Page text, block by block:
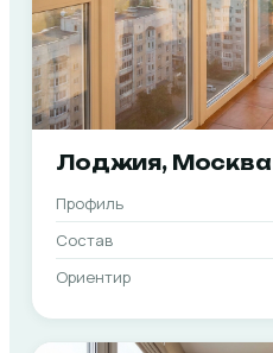
Лоджия, Москва
Профиль
Состав
Ориентир